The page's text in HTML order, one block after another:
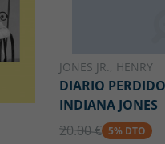
JONES JR., HENRY
DIARIO PERDIDO
INDIANA JONES
20.00 € 5% DTO